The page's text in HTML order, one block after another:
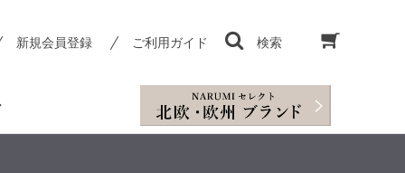
新規会員登録 ご利用ガイド 検索